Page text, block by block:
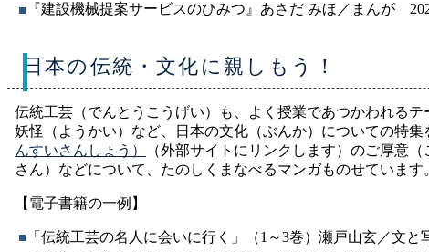
『建設機械提案サービスのひみつ』あさだ みほ／まんが
日本の伝統・文化に親しもう！
伝統工芸（でんとうこうげい）も、よく授業であつかわれる
妖怪（ようかい）など、日本の文化（ぶんか）についての特集
んすいさんしょう）
（外部サイトにリンクします）のご厚意
さん）などについて、たのしくまなべるマンガものせています
【電子書籍の一例】
「伝統工芸の名人に会いに行く」（1～3巻）瀬戸山玄／文